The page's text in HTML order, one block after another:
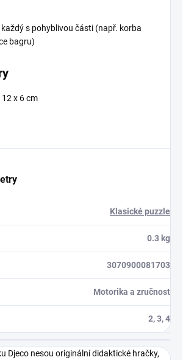
s pohyblivou části (např. korba
bagru)
12 x 6 cm
Klasické puzzle
0.3 kg
3070900081703
Motorika a zručnost
2, 3, 4
Djeco nesou originální didaktické hračky,